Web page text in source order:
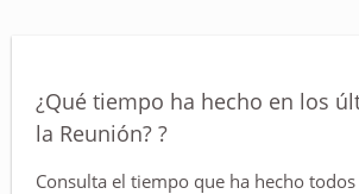
¿Qué tiempo ha hecho en los
la Reunión? ?
Consulta el tiempo que ha hecho